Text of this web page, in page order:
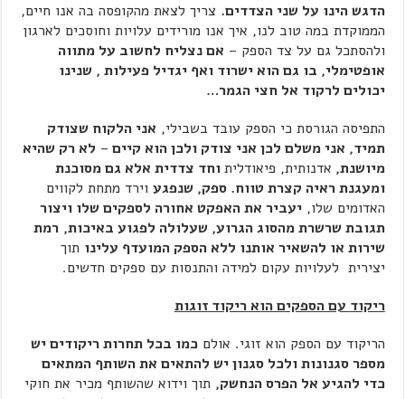
הדגש הינו על שני הצדדים. צריך לצאת מהקופסה בה אנו חיים,
הממוקדת במה טוב לנו, איך אנו מורידים עלויות וחוסכים לארגון
ולהסתכל גם על צד הספק – אם נצליח לחשוב על מתווה
אופטימלי, בו גם הוא ישרוד ואף יגדיל פעילות , שנינו
יכולים לרקוד אל חצי הגמר…
התפיסה הגורסת כי הספק עובד בשבילי, אני הלקוח שצודק
תמיד, אני משלם לכן אני צודק ולכן הוא קיים – לא רק שהיא
מיושנת, אדנותית, פיאודליתוחד צדדית אלא גם מסוכנת
ומעגנת ראיה קצרת טווח. ספק, שנפגע וירד מתחת לקווים
האדומים שלו,יעביר את האפקט אחורה לספקים שלו ויצור
תגובת שרשרת מהסוג הגרוע, שעלולה לפגוע באיכות, רמת
שירות או להשאיר אותנו ללא הספק המועדף עלינו תוך
יצירית לעלויות עקום למידה והתנסות עם ספקים חדשים.
ריקוד עם הספקים הוא ריקוד זוגות
הריקוד עם הספק הוא זוגי. אולםכמו בכל תחרות ריקודים יש
מספר סגנונות ולכל סגנון יש להתאים את השותף המתאים
כדי להגיע אל הפרס הנחשק, תוך וידוא שהשותף מכיר את חוקי